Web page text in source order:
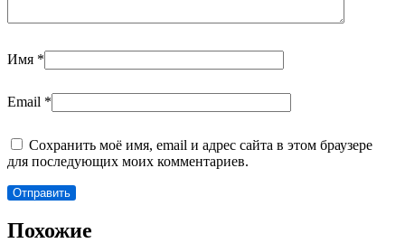
Имя *
Email *
Сохранить моё имя, email и адрес сайта в этом браузере
для последующих моих комментариев.
Похожие